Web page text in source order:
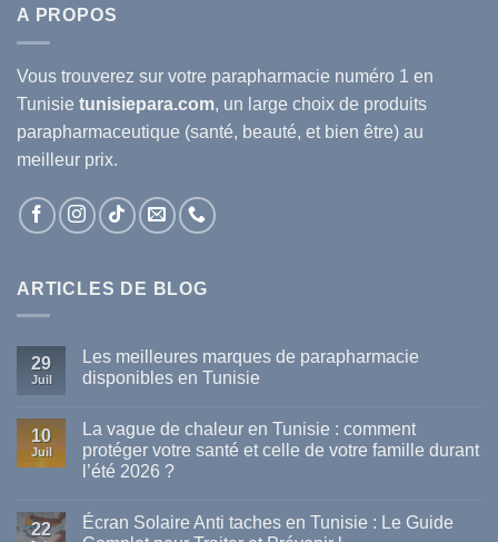
A PROPOS
Vous trouverez sur votre parapharmacie numéro 1 en
Tunisie tunisiepara.com, un large choix de produits
parapharmaceutique (santé, beauté, et bien être) au
meilleur prix.
ARTICLES DE BLOG
29
Juil
Les meilleures marques de parapharmacie
disponibles en Tunisie
sur
meilleures
marques
disponibles
en
10
Juil
La vague de chaleur en Tunisie : comment
protéger votre santé et celle de votre famille durant
l’été 2026 ?
sur
La
22
Écran Solaire Anti taches en Tunisie : Le Guide